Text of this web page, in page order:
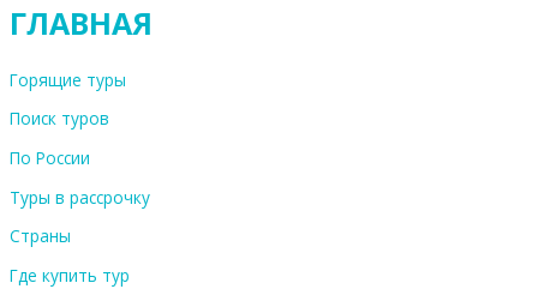
ГЛАВНАЯ
Горящие туры
Поиск туров
По России
Туры в рассрочку
Страны
Где купить тур